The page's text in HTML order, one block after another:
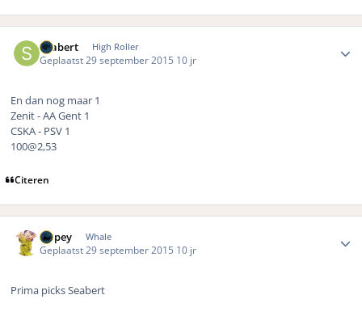
Seabert High Roller
Geplaatst29 september 2015 10 jr
En dan nog maar 1
Zenit - AA Gent 1
CSKA - PSV 1
100@2,53
Citeren
Dopey Whale
Geplaatst 29 september 2015 10 jr
Prima picks Seabert